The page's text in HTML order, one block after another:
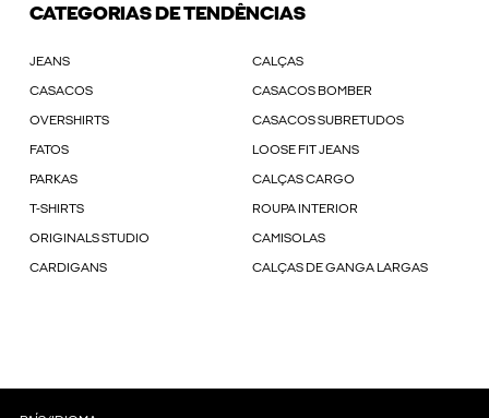
CATEGORIAS DE TENDÊNCIAS
JEANS CALÇAS
CASACOS CASACOS BOMBER
OVERSHIRTS CASACOS SUBRETUDOS
FATOS LOOSE FIT JEANS
PARKAS CALÇAS CARGO
T-SHIRTS ROUPA INTERIOR
ORIGINALS STUDIO CAMISOLAS
CARDIGANS CALÇAS DE GANGA LARGAS